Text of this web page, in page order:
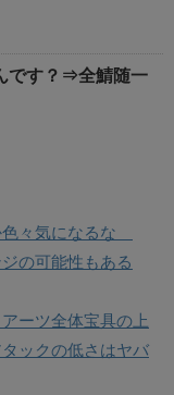
です？⇒全鯖随一
色々気になるな
の可能性もある
ーツ全体宝具の上
ックの低さはヤバ